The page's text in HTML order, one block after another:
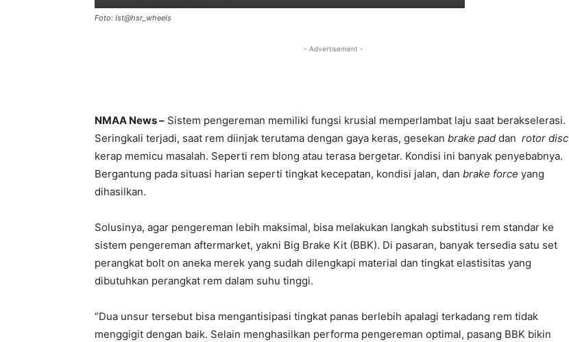
Foto: Ist@hsr_wheels
- Advertisement -
NMAA News – Sistem pengereman memiliki fungsi krusial memperlambat laju saat berakselerasi.
Seringkali terjadi, saat rem diinjak terutama dengan gaya keras, gesekan brake pad dan rotor disc
kerap memicu masalah. Seperti rem blong atau terasa bergetar. Kondisi ini banyak penyebabnya.
Bergantung pada situasi harian seperti tingkat kecepatan, kondisi jalan, dan brake force yang
dihasilkan.
Solusinya, agar pengereman lebih maksimal, bisa melakukan langkah substitusi rem standar ke
sistem pengereman aftermarket, yakni Big Brake Kit (BBK). Di pasaran, banyak tersedia satu set
perangkat bolt on aneka merek yang sudah dilengkapi material dan tingkat elastisitas yang
dibutuhkan perangkat rem dalam suhu tinggi.
“Dua unsur tersebut bisa mengantisipasi tingkat panas berlebih apalagi terkadang rem tidak
menggigit dengan baik. Selain menghasilkan performa pengereman optimal, pasang BBK bikin